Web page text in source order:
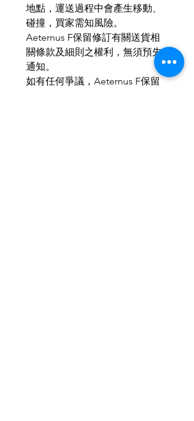
地點，運送過程中會產生移動、
碰撞，買家需知風險。
Aeternus F保留修訂有關送貨相
關條款及細則之權利，無須預先
通知。
如有任何爭議，Aeternus F保留